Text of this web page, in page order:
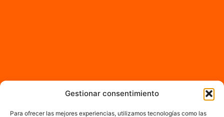
Gestionar consentimiento
Para ofrecer las mejores experiencias, utilizamos tecnologías como las